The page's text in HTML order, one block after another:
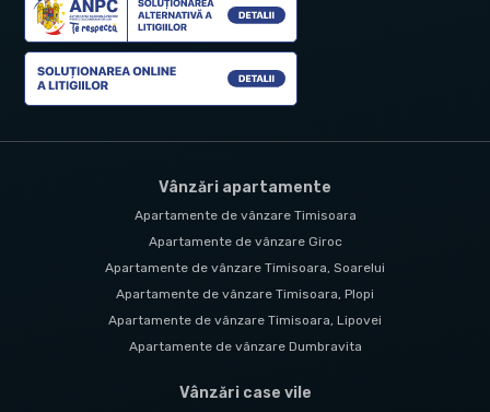
Vânzări apartamente
Apartamente de vânzare Timisoara
Apartamente de vânzare Giroc
Apartamente de vânzare Timisoara, Soarelui
Apartamente de vânzare Timisoara, Plopi
Apartamente de vânzare Timisoara, Lipovei
Apartamente de vânzare Dumbravita
Vânzări case vile